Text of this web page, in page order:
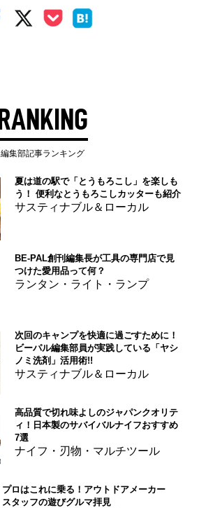
RANKING
編集部記事ランキング
夏は道の駅で「とうもろこし」を楽しも
う！ 便利なとうもろこしカッターも紹介
サスティナブル＆ローカル
BE-PAL創刊編集長が工具の専門店で見
つけた愛用品って何？
ランタン・ライト・ランプ
次回のキャンプを快適に過ごすために！
ビーパル編集部員が実践している「ヤシ
ノミ洗剤」活用術!!
サスティナブル＆ローカル
高品質で切れ味よしのジャパンクオリテ
ィ！日本製のサバイバルナイフおすすめ
7選
ナイフ・刃物・マルチツール
プロはこれに乗る！アウトドアメーカー
スタッフの遊びグルマ拝見